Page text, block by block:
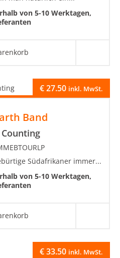
von 5-10 Werktagen,
Band
€27.50 inkl. MwSt.
Südafrikaner immer...
von 5-10 Werktagen,
€33.50 inkl. MwSt.